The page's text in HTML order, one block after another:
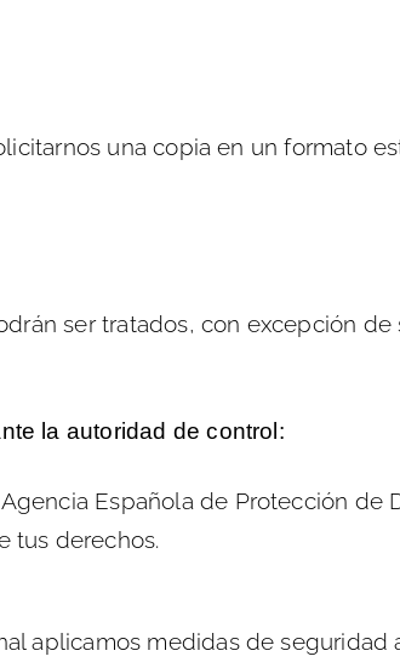
una copia en un formato
ser tratados, con excepción
la autoridad de control:
Española de Protección de
tus derechos.
aplicamos medidas de